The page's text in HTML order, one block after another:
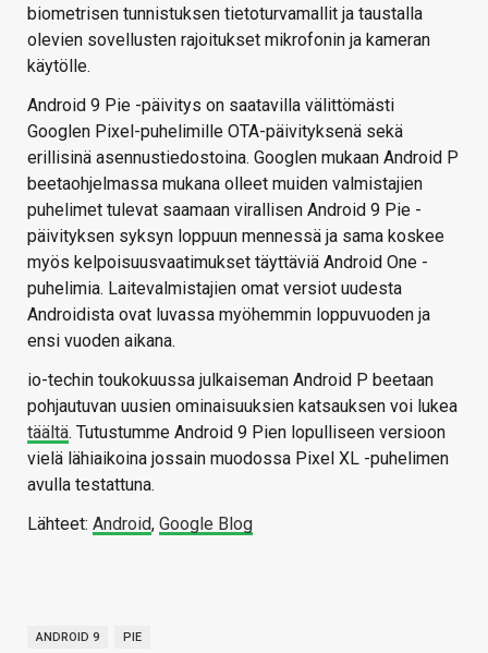
biometrisen tunnistuksen tietoturvamallit ja taustalla
olevien sovellusten rajoitukset mikrofonin ja kameran
käytölle.
Android 9 Pie -päivitys on saatavilla välittömästi
Googlen Pixel-puhelimille OTA-päivityksenä sekä
erillisinä asennustiedostoina. Googlen mukaan Android P
beetaohjelmassa mukana olleet muiden valmistajien
puhelimet tulevat saamaan virallisen Android 9 Pie -
päivityksen syksyn loppuun mennessä ja sama koskee
myös kelpoisuusvaatimukset täyttäviä Android One -
puhelimia. Laitevalmistajien omat versiot uudesta
Androidista ovat luvassa myöhemmin loppuvuoden ja
ensi vuoden aikana.
io-techin toukokuussa julkaiseman Android P beetaan
pohjautuvan uusien ominaisuuksien katsauksen voi lukea
täältä. Tutustumme Android 9 Pien lopulliseen versioon
vielä lähiaikoina jossain muodossa Pixel XL -puhelimen
avulla testattuna.
Lähteet: Android, Google Blog
ANDROID 9 PIE